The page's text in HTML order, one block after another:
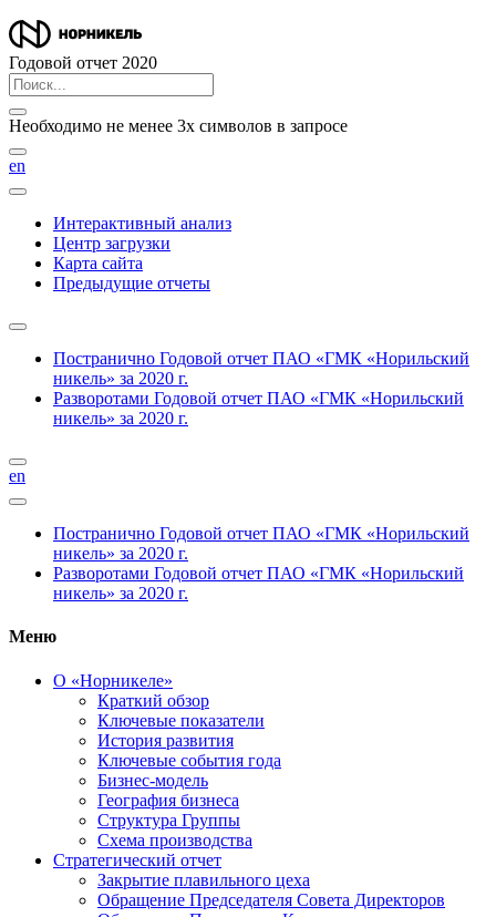
Годовой отчет 2020
Необходимо не менее 3х символов в запросе
en
Интерактивный анализ
Центр загрузки
Карта сайта
Предыдущие отчеты
Постранично Годовой отчет ПАО «ГМК «Норильский
никель» за 2020 г.
Разворотами Годовой отчет ПАО «ГМК «Норильский
никель» за 2020 г.
en
Постранично Годовой отчет ПАО «ГМК «Норильский
никель» за 2020 г.
Разворотами Годовой отчет ПАО «ГМК «Норильский
никель» за 2020 г.
Меню
О «Норникеле»
Краткий обзор
Ключевые показатели
История развития
Ключевые события года
Бизнес-модель
География бизнеса
Структура Группы
Схема производства
Стратегический отчет
Закрытие плавильного цеха
Обращение Председателя Совета Директоров